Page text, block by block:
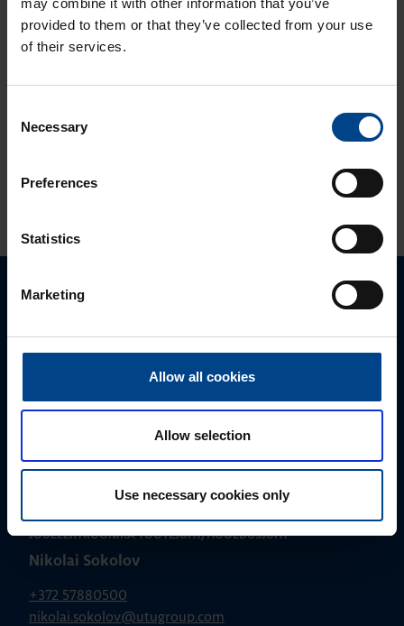
provided to them or that they’ve collected from your use
of their services.
Selection
Necessary
Preferences
Statistics
Marketing
Allow all cookies
Allow selection
Use necessary cookies only
ELEKTRITOIDE JA
6.10.2023
pakkumine 2023
Palun võtke meiega ühendust
JÕUELEKTROONIKA TOOTEJUHT/HOOLDUSJUHT
Nikolai Sokolov
+372 57880500
nikolai.sokolov@utugroup.com